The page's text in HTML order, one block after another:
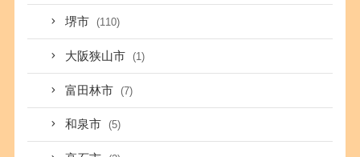
堺市 (110)
大阪狭山市 (1)
富田林市 (7)
和泉市 (5)